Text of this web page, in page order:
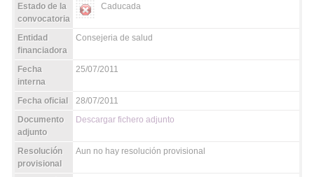
Estado de la
convocatoria
Caducada
Entidad
financiadora
Consejeria de salud
Fecha
interna
25/07/2011
Fecha oficial
28/07/2011
Documento
adjunto
Descargar fichero adjunto
Resolución
provisional
Aun no hay resolución provisional